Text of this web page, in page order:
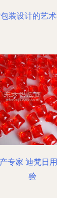
装设计的艺
专家 迪梵日
验